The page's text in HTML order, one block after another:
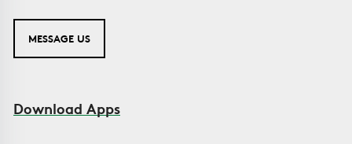
MESSAGE US
Download Apps